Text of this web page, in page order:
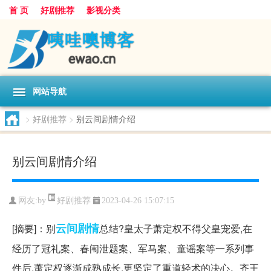
首 页 好剧推荐 影视分类
网站导航
> 好剧推荐 > 别云间剧情介绍
别云间剧情介绍
网友:by 好剧推荐 2023-04-26 15:07:15
[摘要]：别云间剧情总结?皇太子萧定权不得父皇宠爱,在
经历了冠礼案、春闱泄题案、军马案、童谣案等一系列事
件后,萧定权逐渐成熟成长,更坚定了重道轻术的决心。齐王